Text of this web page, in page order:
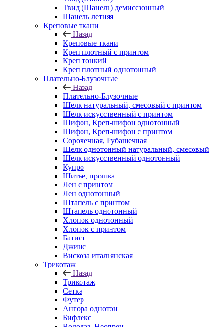
Твид (Шанель) демисезонный
Шанель летняя
Креповые ткани
Назад
Креповые ткани
Креп плотный с принтом
Креп тонкий
Креп плотный однотонный
Плательно-Блузочные
Назад
Плательно-Блузочные
Шелк натуральный, смесовый с принтом
Шелк искусственный с принтом
Шифон, Креп-шифон однотонный
Шифон, Креп-шифон с принтом
Сорочечная, Рубашечная
Шелк однотонный натуральный, смесовый
Шелк искусственный однотонный
Купро
Шитье, прошва
Лен с принтом
Лен однотонный
Штапель с принтом
Штапель однотонный
Хлопок однотонный
Хлопок с принтом
Батист
Джинс
Вискоза итальянская
Трикотаж
Назад
Трикотаж
Сетка
Футер
Ангора однотон
Бифлекс